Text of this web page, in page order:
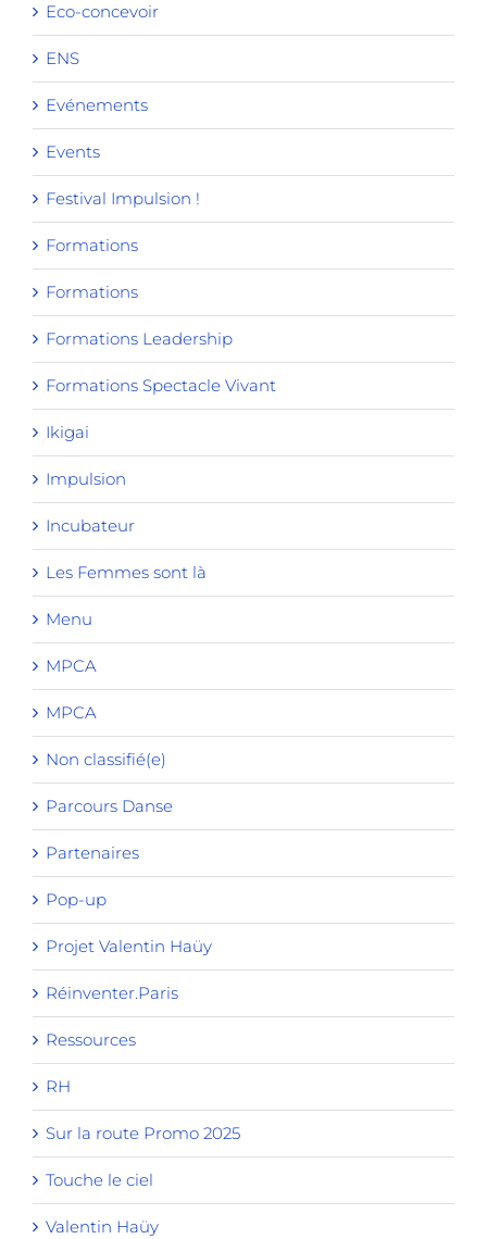
Eco-concevoir
ENS
Evénements
Events
Festival Impulsion !
Formations
Formations
Formations Leadership
Formations Spectacle Vivant
Ikigai
Impulsion
Incubateur
Les Femmes sont là
Menu
MPCA
MPCA
Non classifié(e)
Parcours Danse
Partenaires
Pop-up
Projet Valentin Haüy
Réinventer.Paris
Ressources
RH
Sur la route Promo 2025
Touche le ciel
Valentin Haüy